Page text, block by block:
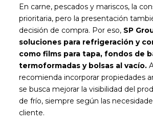
En carne, pescados y mariscos, la
prioritaria, pero la presentación
decisión de compra. Por eso, SP
soluciones para refrigeración y
como films para tapa, fondos de
termoformadas y bolsas al vacío.
recomienda incorporar propiedades
se busca mejorar la visibilidad del
de frío, siempre según las
cliente.